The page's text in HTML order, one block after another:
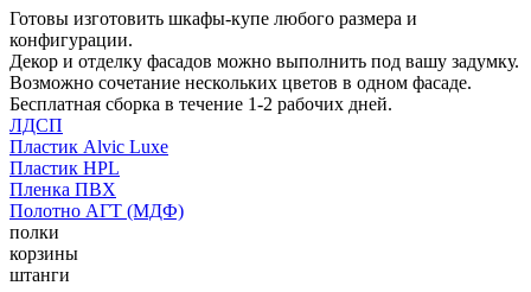
Готовы изготовить шкафы-купе любого размера и
конфигурации.
Декор и отделку фасадов можно выполнить под вашу задумку.
Возможно сочетание нескольких цветов в одном фасаде.
Бесплатная сборка в течение 1-2 рабочих дней.
ЛДСП
Пластик Alvic Luxe
Пластик HPL
Пленка ПВХ
Полотно АГТ (МДФ)
полки
корзины
штанги